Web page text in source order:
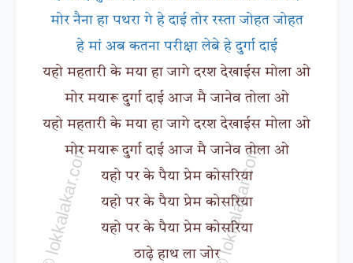
मोर नैना हा पथरा गे हे दाई तोर रस्ता जोहत जोहत
हे मां अब कतना परीक्षा लेबे हे दुर्गा दाई
यहो महतारी के मया हा जागे दरश देखाईस मोला ओ
मोर मयारू दुर्गा दाई आज मै जानेव तोला ओ
यहो महतारी के मया हा जागे दरश देखाईस मोला ओ
मोर मयारू दुर्गा दाई आज मै जानेव तोला ओ
यहो पर के पैया प्रेम कोसरिया
यहो पर के पैया प्रेम कोसरिया
यहो पर के पैया प्रेम कोसरिया
ठाढ़े हाथ ला जोर